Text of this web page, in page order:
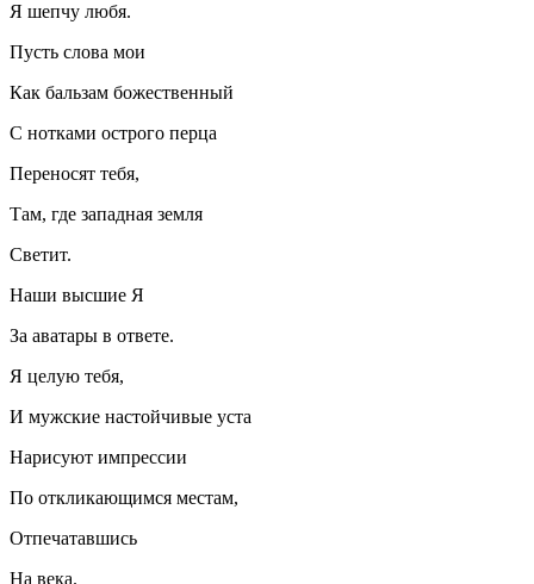
Я шепчу любя.
Пусть слова мои
Как бальзам божественный
С нотками острого перца
Переносят тебя,
Там, где западная земля
Светит.
Наши высшие Я
За аватары в ответе.
Я целую тебя,
И мужские настойчивые уста
Нарисуют импрессии
По откликающимся местам,
Отпечатавшись
На века.